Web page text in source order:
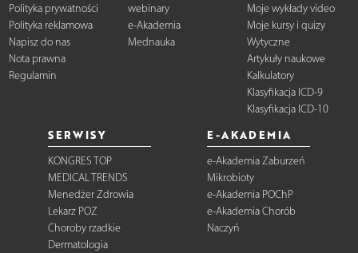
Polityka prywatności
Polityka reklamowa
Napisz do nas
Nota prawna
Regulamin
webinary
e-Akademia
Mednauka
Moje wykłady video
Moje kursy i quizy
Wytyczne
Artykuły naukowe
Kalkulatory
Klasyfikacja ICD-9
Klasyfikacja ICD-10
SERWISY
KONGRES TOP
MEDICAL TRENDS
Menedżer Zdrowia
Lekarz POZ
Choroby rzadkie
Dermatologia
E-AKADEMIA
e-Akademia Zaburzeń
Mikrobioty
e-Akademia POChP
e-Akademia Chorób
Naczyń